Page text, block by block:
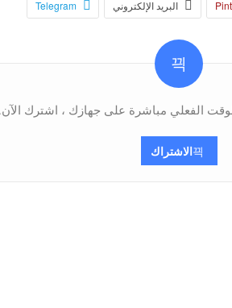
البريد الإلكتروني Telegram
الفعلي مباشرة على جهازك ، اشترك الآن.
الاشتراك